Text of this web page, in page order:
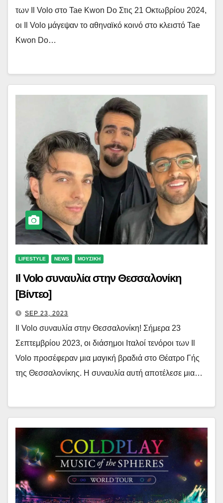
των Il Volo στο Tae Kwon Do Στις 21 Οκτωβρίου 2024,
οι Il Volo μάγεψαν το αθηναϊκό κοινό στο κλειστό Tae
Kwon Do…
LIFESTYLE NEWS ΜΟΥΣΙΚΗ
Il Volo συναυλία στην Θεσσαλονίκη
[Βίντεο]
SEP 23, 2023
Il Volo συναυλία στην Θεσσαλονίκη! Σήμερα 23
Σεπτεμβρίου 2023, οι διάσημοι Ιταλοί τενόροι των Il
Volo προσέφεραν μια μαγική βραδιά στο Θέατρο Γής
της Θεσσαλονίκης. Η συναυλία αυτή αποτέλεσε μια…